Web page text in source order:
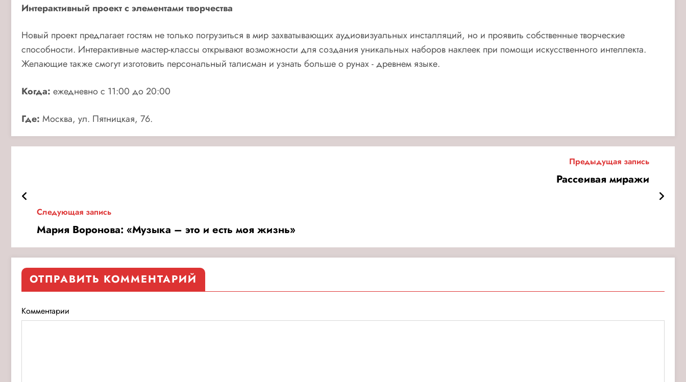
Интерактивный проект с элементами творчества
Новый проект предлагает гостям не только погрузиться в мир захватывающих аудиовизуальных инсталляций, но и проявить собственные творческие
способности. Интерактивные мастер-классы открывают возможности для создания уникальных наборов наклеек при помощи искусственного интеллекта.
Желающие также смогут изготовить персональный талисман и узнать больше о рунах - древнем языке.
Когда: ежедневно с 11:00 до 20:00
Где: Москва, ул. Пятницкая, 76.
Предыдущая запись
Рассеивая миражи
Следующая запись
Мария Воронова: «Музыка – это и есть моя жизнь»
ОТПРАВИТЬ КОММЕНТАРИЙ
Комментарии